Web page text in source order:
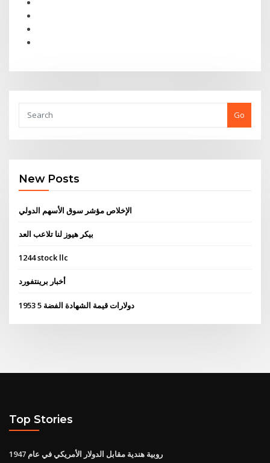
Go
New Posts
الإخلاص مؤشر سوق الأسهم الدولي
بيكر هيوز لنا تلاعب العد
1244 stock llc
أخبار برينتفورد
1953 5 دولارات قيمة الشهادة الفضة
Top Stories
روبية هندية مقابل الدولار الأمريكي في عام 1947